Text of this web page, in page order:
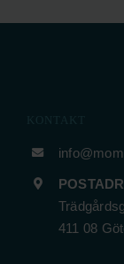
411 08